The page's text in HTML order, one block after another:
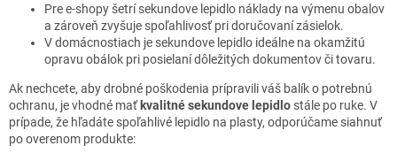
Pre e-shopy šetrí sekundove lepidlo náklady na výmenu obalov
a zároveň zvyšuje spoľahlivosť pri doručovaní zásielok.
V domácnostiach je sekundove lepidlo ideálne na okamžitú
opravu obálok pri posielaní dôležitých dokumentov či tovaru.
Ak nechcete, aby drobné poškodenia prípravili váš balík o potrebnú
ochranu, je vhodné maťkvalitné sekundove lepidlo stále po ruke. V
prípade, že hľadáte spoľahlivé lepidlo na plasty, odporúčame siahnuť
po overenom produkte: